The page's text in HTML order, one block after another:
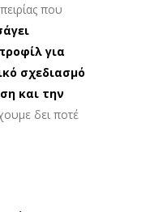
που
για
σχεδιασμό
και την
δει ποτέ